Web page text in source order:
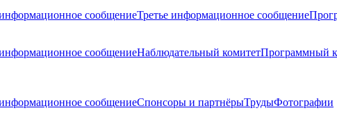
сообщениеТретье информационное сообщение
сообщениеНаблюдательный комитетПрограммный
сообщениеСпонсоры и партнёрыТрудыФотографии